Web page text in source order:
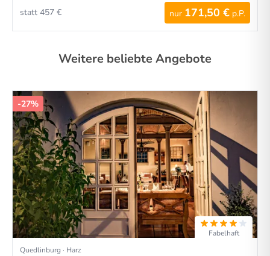
nur 171,50 € p.P.
statt 457 €
Weitere beliebte Angebote
-27%
Fabelhaft
Quedlinburg · Harz